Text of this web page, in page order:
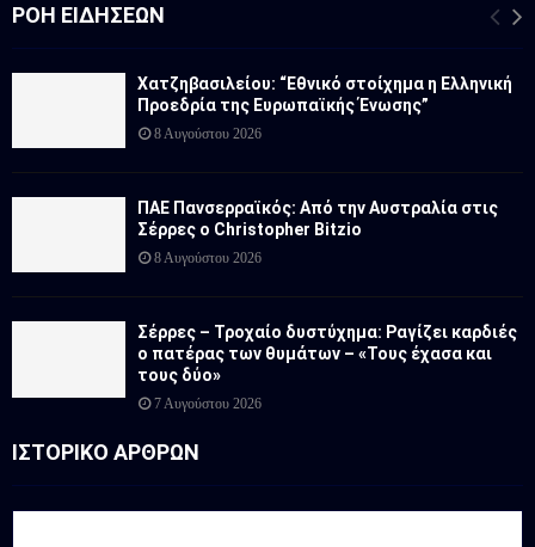
ΡΟΉ ΕΙΔΉΣΕΩΝ
Χατζηβασιλείου: “Εθνικό στοίχημα η Ελληνική
Προεδρία της Ευρωπαϊκής Ένωσης”
8 Αυγούστου 2026
ΠΑΕ Πανσερραϊκός: Από την Αυστραλία στις
Σέρρες ο Christopher Bitzio
8 Αυγούστου 2026
Σέρρες – Τροχαίο δυστύχημα: Ραγίζει καρδιές
ο πατέρας των θυμάτων – «Τους έχασα και
τους δύο»
7 Αυγούστου 2026
ΙΣΤΟΡΙΚΟ ΑΡΘΡΩΝ